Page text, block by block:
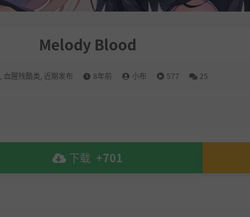
Melody Blood
血腥残酷类 近期发布 8年前 小布 577 25
下载 +701